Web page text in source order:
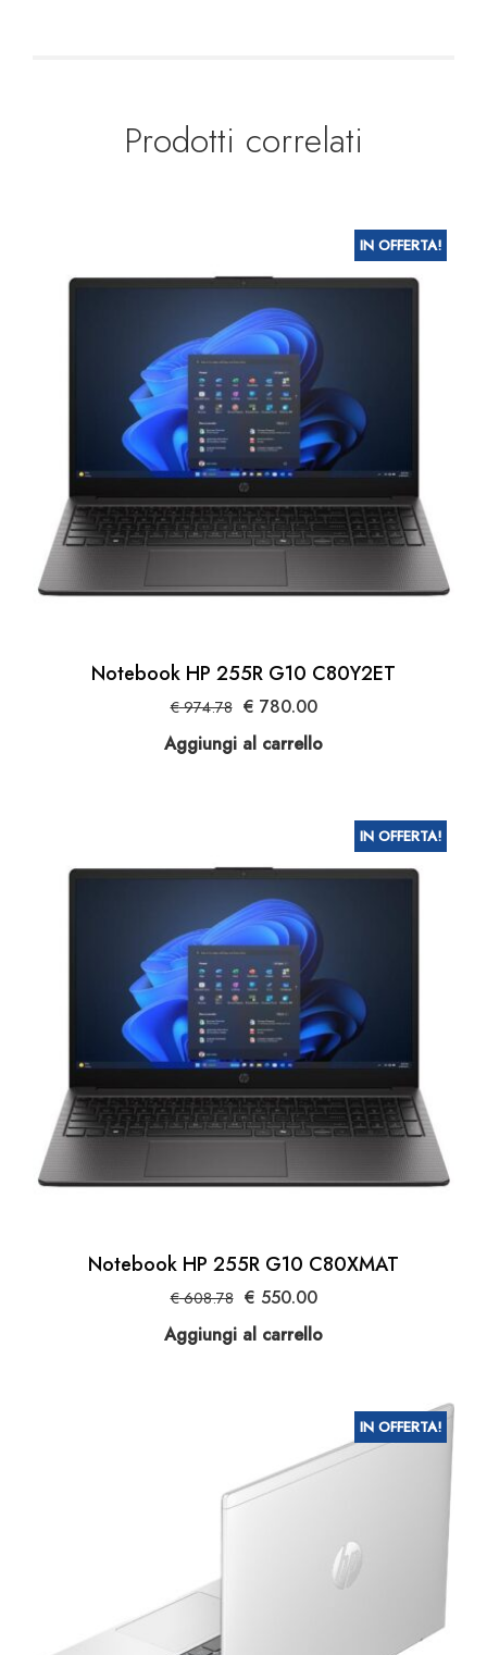
Prodotti correlati
IN OFFERTA!
Notebook HP 255R G10 C80Y2ET
€974.78 Il
prezzo
originale
€ 780.00Il
attuale
Aggiungi al carrello
IN OFFERTA!
Notebook HP 255R G10 C80XMAT
€608.78 Il
prezzo
originale
€ 550.00Il
attuale
Aggiungi al carrello
IN OFFERTA!